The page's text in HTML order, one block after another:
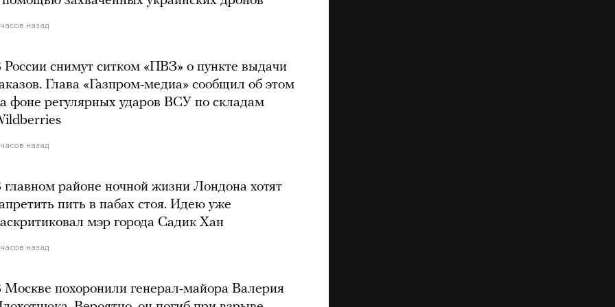
назад
России снимут ситком «ПВЗ» о пункте выдачи
Глава «Газпром-медиа» сообщил об этом
фоне регулярных ударов ВСУ по складам
часов назад
главном районе ночной жизни Лондона хотят
пить в пабах стоя. Идею уже
мэр города Садик Хан
назад
Москве похоронили генерал-майора Валерия